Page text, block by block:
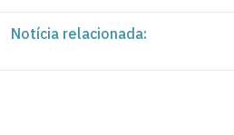
Notícia relacionada: